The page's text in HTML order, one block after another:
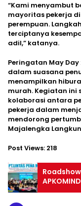
“Kami menyambut
mayoritas pekerja
perempuan.
terciptanya
adil,” katanya.
Peringatan May
dalam suasana
menampilkan
murah. Kegiatan ini
kolaborasi antara
pekerja dalam
mendorong
Majalengka
Post Views: 218
Yorindo